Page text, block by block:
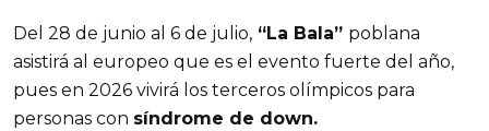
Del 28 de junio al 6 de julio, “La Bala” poblana
asistirá al europeo que es el evento fuerte del año,
pues en 2026 vivirá los terceros olímpicos para
personas con síndrome de down.